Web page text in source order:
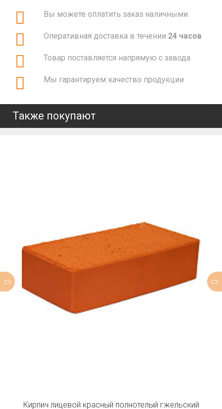
Вы можете оплатить заказ наличными
Оперативная доставка в течении 24 часов
Товар поставляется напрямую с завода
Мы гарантируем качество продукции
Также покупают
Кирпич лицевой красный полнотелый гжельский